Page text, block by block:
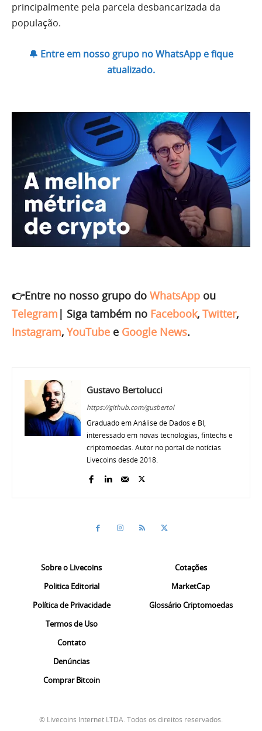
principalmente pela parcela desbancarizada da
população.
🔔 Entre em nosso grupo no WhatsApp e fique
atualizado.
👉Entre no nosso grupo do WhatsApp ou
Telegram | Siga também no Facebook, Twitter,
Instagram, YouTube e Google News.
Gustavo Bertolucci
https://github.com/gusbertol
Graduado em Análise de Dados e BI,
interessado em novas tecnologias, fintechs e
criptomoedas. Autor no portal de notícias
Livecoins desde 2018.
Sobre o Livecoins
Politica Editorial
Política de Privacidade
Termos de Uso
Contato
Denúncias
Comprar Bitcoin
Cotações
MarketCap
Glossário Criptomoedas
© Livecoins Internet LTDA. Todos os direitos reservados.